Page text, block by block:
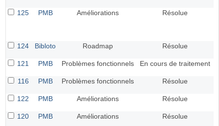
125 PMB Améliorations Résolue
124 Bibloto Roadmap Résolue
121 PMB Problèmes fonctionnels En cours de traitement
116 PMB Problèmes fonctionnels Résolue
122 PMB Améliorations Résolue
120 PMB Améliorations Résolue